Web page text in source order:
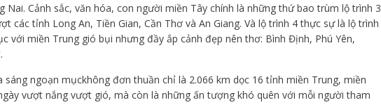
Nai. Cảnh sắc, văn hóa, con người miền Tây chính là những thứ bao trùm lộ trình 3
các tỉnh Long An, Tiền Gian, Cần Thơ và An Giang. Và lộ trình 4 thực sự là lộ trình
với miền Trung gió bụi nhưng đầy ắp cảnh đẹp nên thơ: Bình Định, Phú Yên,
sáng ngoạn mụckhông đơn thuần chỉ là 2.066 km dọc 16 tỉnh miền Trung, miền
vượt nắng vượt gió, mà còn là những ấn tượng khó quên với mỗi người tham